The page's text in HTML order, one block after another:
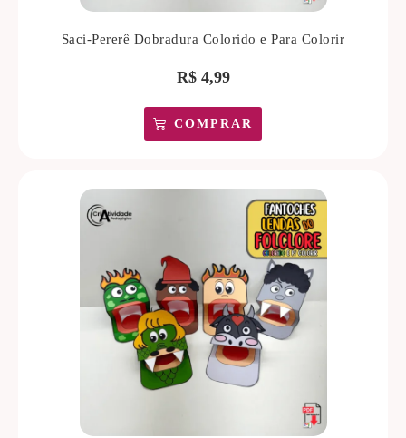
Saci-Pererê Dobradura Colorido e Para Colorir
R$4,99
COMPRAR